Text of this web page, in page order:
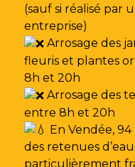
(sauf si réalisé par
entreprise)
Arrosage des
fleuris et plantes
8h et 20h
Arrosage des
entre 8h et 20h
En Vendée,
des retenues
particulièrement